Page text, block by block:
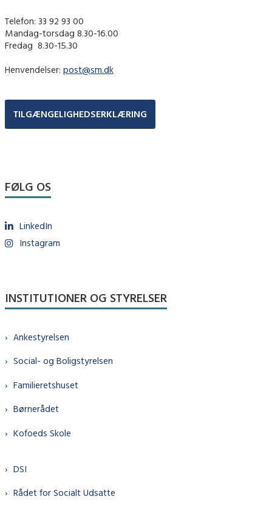
Telefon: 33 92 93 00
Mandag-torsdag 8.30-16.00
Fredag ​ 8.30-15.30
Henvendelser: post@sm.dk
TILGÆNGELIGHEDSERKLÆRING
FØLG OS
LinkedIn
Instagram
INSTITUTIONER OG STYRELSER
Ankestyrelsen
Social- og Boligstyrelsen
Familieretshuset
Børnerådet
Kofoeds Skole
DSI
Rådet for Socialt Udsatte